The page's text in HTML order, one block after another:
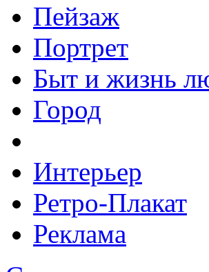
Пейзаж
Портрет
Быт и жизнь
Город
Интерьер
Ретро-Плакат
Реклама